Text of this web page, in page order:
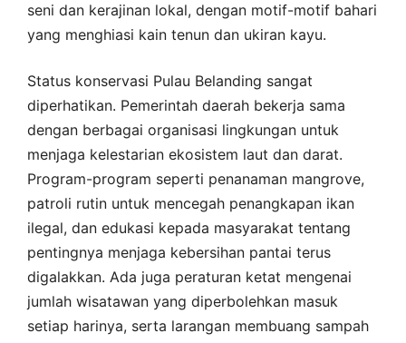
seni dan kerajinan lokal, dengan motif-motif bahari
yang menghiasi kain tenun dan ukiran kayu.
Status konservasi Pulau Belanding sangat
diperhatikan. Pemerintah daerah bekerja sama
dengan berbagai organisasi lingkungan untuk
menjaga kelestarian ekosistem laut dan darat.
Program-program seperti penanaman mangrove,
patroli rutin untuk mencegah penangkapan ikan
ilegal, dan edukasi kepada masyarakat tentang
pentingnya menjaga kebersihan pantai terus
digalakkan. Ada juga peraturan ketat mengenai
jumlah wisatawan yang diperbolehkan masuk
setiap harinya, serta larangan membuang sampah